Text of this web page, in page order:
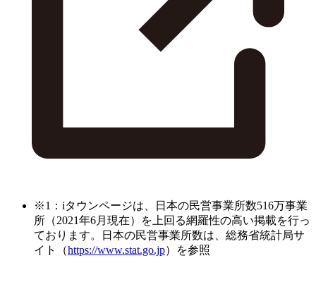
※1：iタウンページは、日本の民営事業所数516万事業
所（2021年6月現在）を上回る網羅性の高い掲載を行っ
ております。日本の民営事業所数は、総務省統計局サ
イト（https://www.stat.go.jp）を参照